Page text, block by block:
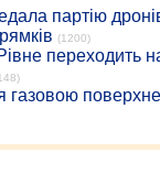
партію
(1200)
переходить
газовою